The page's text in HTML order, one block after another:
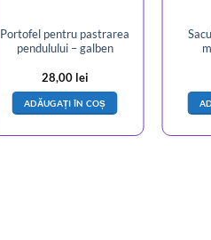
Portofel pentru pastrarea
pendulului – galben
28,00 lei
ADĂUGAȚI ÎN COȘ